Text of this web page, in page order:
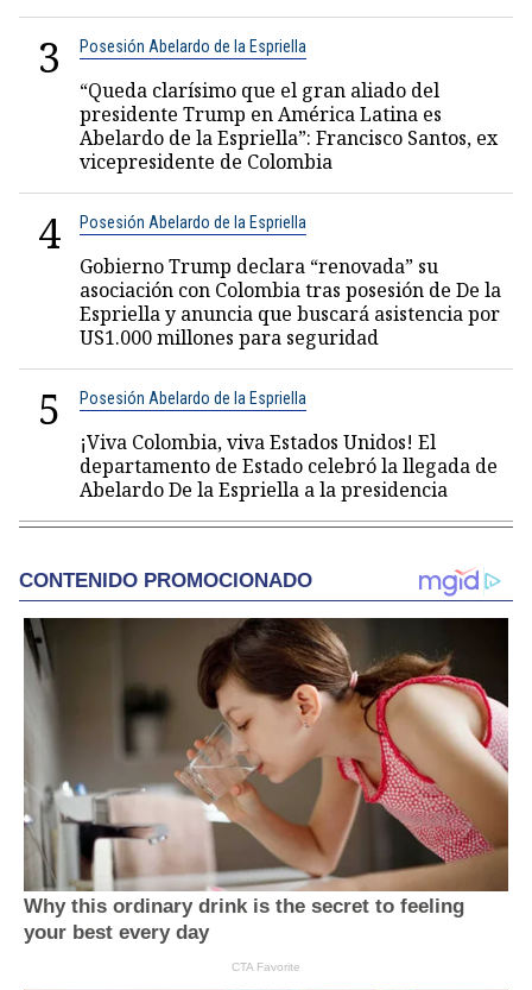
3 Posesión Abelardo de la Espriella
“Queda clarísimo que el gran aliado del
presidente Trump en América Latina es
Abelardo de la Espriella”: Francisco Santos, ex
vicepresidente de Colombia
4 Posesión Abelardo de la Espriella
Gobierno Trump declara “renovada” su
asociación con Colombia tras posesión de De la
Espriella y anuncia que buscará asistencia por
US1.000 millones para seguridad
5 Posesión Abelardo de la Espriella
¡Viva Colombia, viva Estados Unidos! El
departamento de Estado celebró la llegada de
Abelardo De la Espriella a la presidencia